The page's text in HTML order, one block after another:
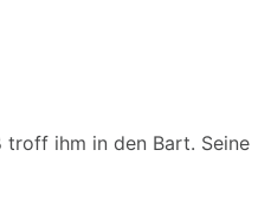
ihm in den Bart. Seine